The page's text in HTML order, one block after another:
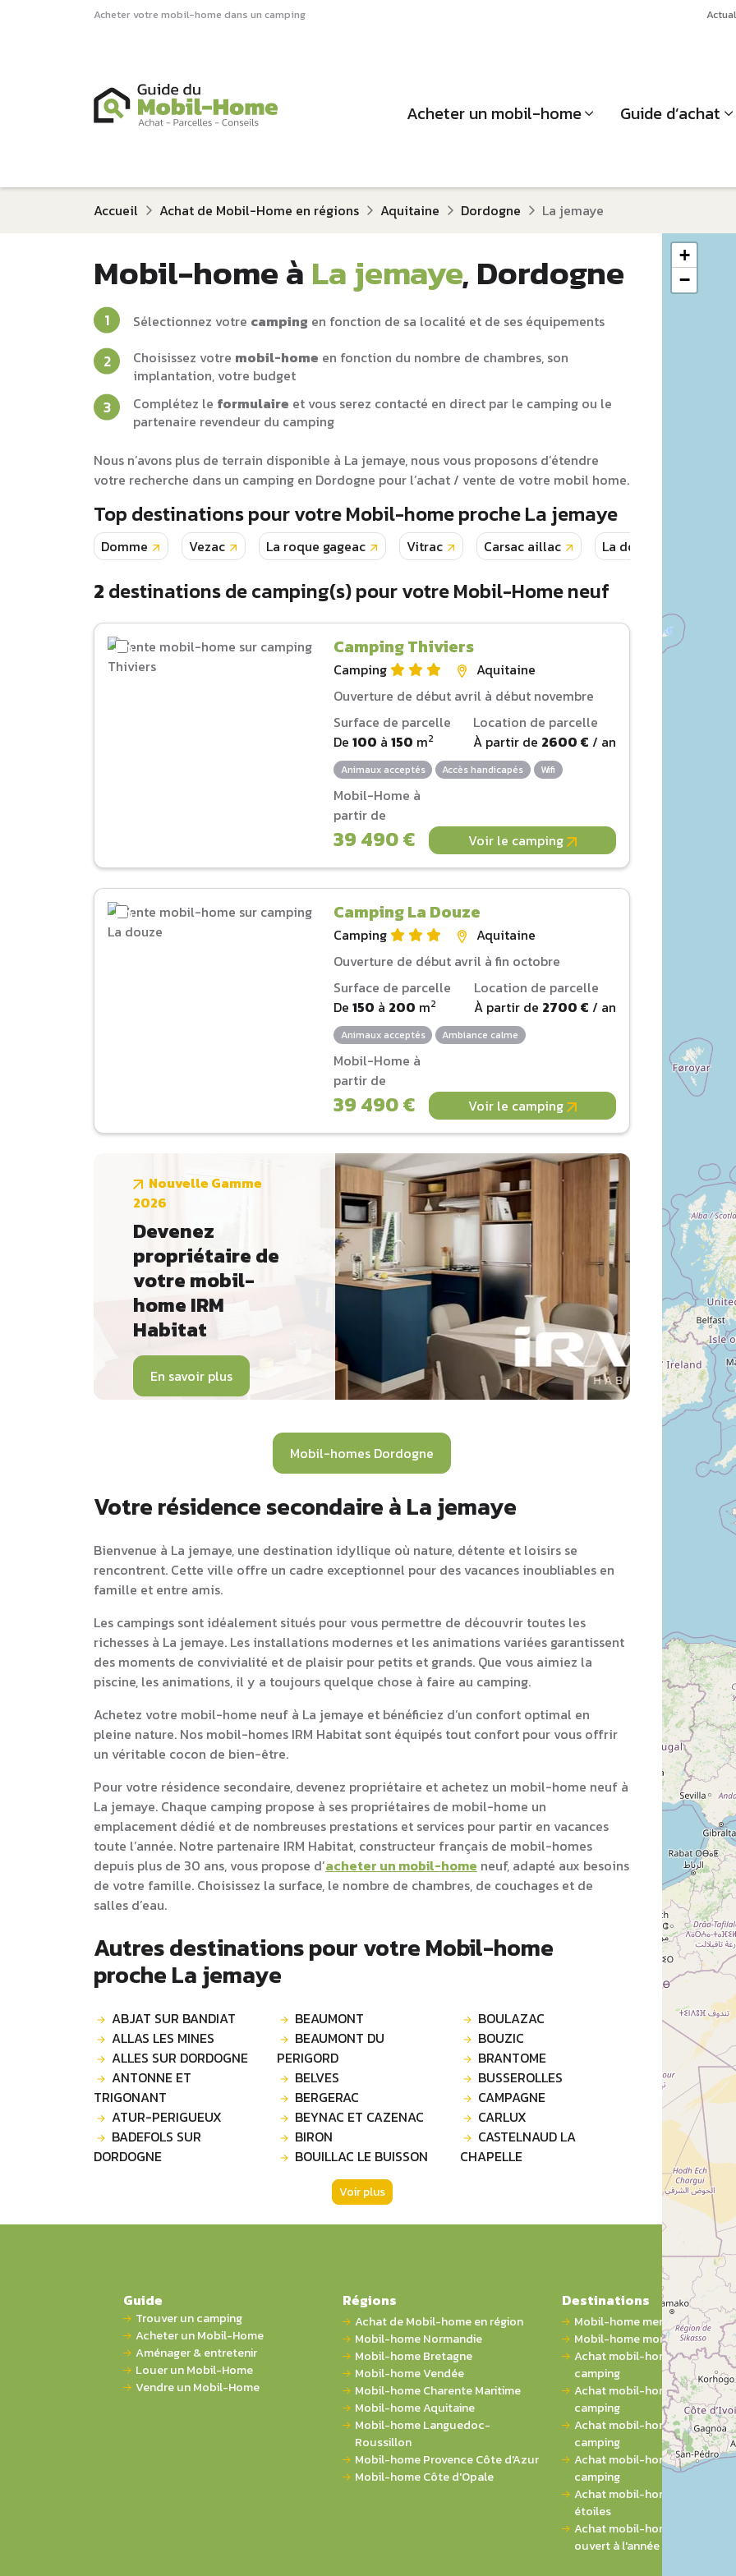
Acheter votre mobil-home dans un camping
Acheter un mobil-home Guide d’achat
Accueil Achat de Mobil-Home en régions Aquitaine Dordogne La jemaye
+
−
Mobil-home à La jemaye, Dordogne
Sélectionnez votre camping en fonction de sa localité et de ses équipements
Choisissez votre mobil-home en fonction du nombre de chambres, son
implantation, votre budget
Complétez le formulaire et vous serez contacté en direct par le camping ou le
partenaire revendeur du camping
Nous n’avons plus de terrain disponible à La jemaye, nous vous proposons d’étendre
votre recherche dans un camping en Dordogne pour l’achat / vente de votre mobil home.
Top destinations pour votre Mobil-home proche La jemaye
Domme Vezac La roque gageac Vitrac Carsac aillac La douze
2 destinations de camping(s) pour votre Mobil-Home neuf
Camping Thiviers
Camping
Aquitaine
Ouverture de début avril à début novembre
Surface de parcelle
De100 à150 m2
Location de parcelle
À partir de 2600 € / an
Animaux acceptés Accès handicapés Wifi
Mobil-Home à
partir de
39 490 € Voir le camping
Camping La Douze
Camping
Aquitaine
Ouverture de début avril à fin octobre
Surface de parcelle
De150 à 200 m2
Location de parcelle
À partir de 2700 € / an
Animaux acceptés Ambiance calme
Mobil-Home à
partir de
39 490 € Voir le camping
Nouvelle Gamme
2026
Devenez
propriétaire de
votre mobil-
home IRM
Habitat
En savoir plus
Mobil-homes Dordogne
Votre résidence secondaire à La jemaye
Bienvenue à La jemaye, une destination idyllique où nature, détente et loisirs se
rencontrent. Cette ville offre un cadre exceptionnel pour des vacances inoubliables en
famille et entre amis.
Les campings sont idéalement situés pour vous permettre de découvrir toutes les
richesses à La jemaye. Les installations modernes et les animations variées garantissent
des moments de convivialité et de plaisir pour petits et grands. Que vous aimiez la
piscine, les animations, il y a toujours quelque chose à faire au camping.
Achetez votre mobil-home neuf à La jemaye et bénéficiez d’un confort optimal en
pleine nature. Nos mobil-homes IRM Habitat sont équipés tout confort pour vous offrir
un véritable cocon de bien-être.
Pour votre résidence secondaire, devenez propriétaire et achetez un mobil-home neuf à
La jemaye. Chaque camping propose à ses propriétaires de mobil-home un
emplacement dédié et de nombreuses prestations et services pour partir en vacances
toute l’année. Notre partenaire IRM Habitat, constructeur français de mobil-homes
depuis plus de 30 ans, vous propose d’acheter un mobil-home neuf, adapté aux besoins
de votre famille. Choisissez la surface, le nombre de chambres, de couchages et de
salles d’eau.
Autres destinations pour votre Mobil-home
proche La jemaye
ABJAT SUR BANDIAT
ALLAS LES MINES
ALLES SUR DORDOGNE
ANTONNE ET
TRIGONANT
ATUR-PERIGUEUX
BADEFOLS SUR
DORDOGNE
BEAUMONT
BEAUMONT DU
PERIGORD
BELVES
BERGERAC
BEYNAC ET CAZENAC
BIRON
BOUILLAC LE BUISSON
BOULAZAC
BOUZIC
BRANTOME
BUSSEROLLES
CAMPAGNE
CARLUX
CASTELNAUD LA
CHAPELLE
Voir plus
Guide
Trouver un camping
Acheter un Mobil-Home
Aménager & entretenir
Louer un Mobil-Home
Vendre un Mobil-Home
Régions
Achat de Mobil-home en région
Mobil-home Normandie
Mobil-home Bretagne
Mobil-home Vendée
Mobil-home Charente Maritime
Mobil-home Aquitaine
Mobil-home Languedoc-
Roussillon
Mobil-home Provence Côte d'Azur
Mobil-home Côte d'Opale
Destinations
Mobil-home mer
Mobil-home montagne
Achat mobil-home 1 chambre
camping
Achat mobil-home 2
camping
Achat mobil-home 3
camping
Achat mobil-home 4
camping
Achat mobil-home sur
étoiles
Achat mobil-home sur
ouvert à l'année